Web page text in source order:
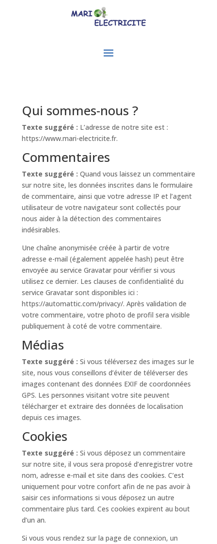
Qui sommes-nous ?
Texte suggéré : L’adresse de notre site est :
https://www.mari-electricite.fr.
Commentaires
Texte suggéré : Quand vous laissez un commentaire
sur notre site, les données inscrites dans le formulaire
de commentaire, ainsi que votre adresse IP et l’agent
utilisateur de votre navigateur sont collectés pour
nous aider à la détection des commentaires
indésirables.
Une chaîne anonymisée créée à partir de votre
adresse e-mail (également appelée hash) peut être
envoyée au service Gravatar pour vérifier si vous
utilisez ce dernier. Les clauses de confidentialité du
service Gravatar sont disponibles ici :
https://automattic.com/privacy/. Après validation de
votre commentaire, votre photo de profil sera visible
publiquement à coté de votre commentaire.
Médias
Texte suggéré : Si vous téléversez des images sur le
site, nous vous conseillons d’éviter de téléverser des
images contenant des données EXIF de coordonnées
GPS. Les personnes visitant votre site peuvent
télécharger et extraire des données de localisation
depuis ces images.
Cookies
Texte suggéré : Si vous déposez un commentaire
sur notre site, il vous sera proposé d’enregistrer votre
nom, adresse e-mail et site dans des cookies. C’est
uniquement pour votre confort afin de ne pas avoir à
saisir ces informations si vous déposez un autre
commentaire plus tard. Ces cookies expirent au bout
d’un an.
Si vous vous rendez sur la page de connexion, un